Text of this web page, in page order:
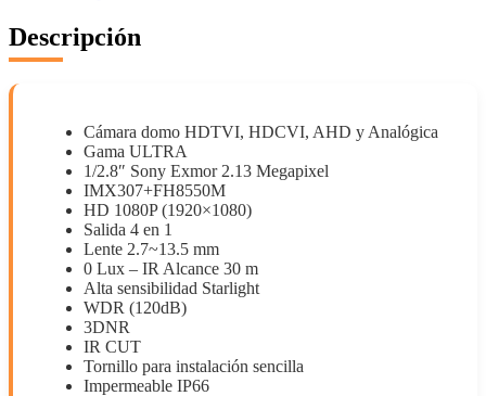
Descripción
Cámara domo HDTVI, HDCVI, AHD y Analógica
Gama ULTRA
1/2.8″ Sony Exmor 2.13 Megapixel
IMX307+FH8550M
HD 1080P (1920×1080)
Salida 4 en 1
Lente 2.7~13.5 mm
0 Lux – IR Alcance 30 m
Alta sensibilidad Starlight
WDR (120dB)
3DNR
IR CUT
Tornillo para instalación sencilla
Impermeable IP66